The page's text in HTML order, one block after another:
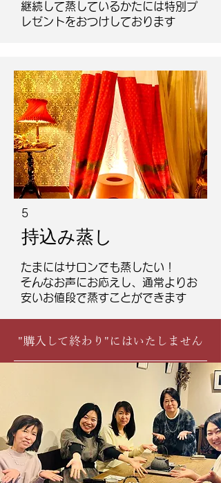
継続して蒸しているかたには特別プ
レゼントをおつけしております
5
持込み蒸し
たまにはサロンでも蒸したい！
​そんなお声にお応えし、通常よりお
安いお値段で蒸すことができます
"購入して終わり"にはいたしません